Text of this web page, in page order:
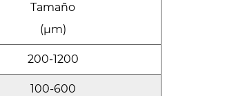
Tamaño
(μm)
200-1200
100-600